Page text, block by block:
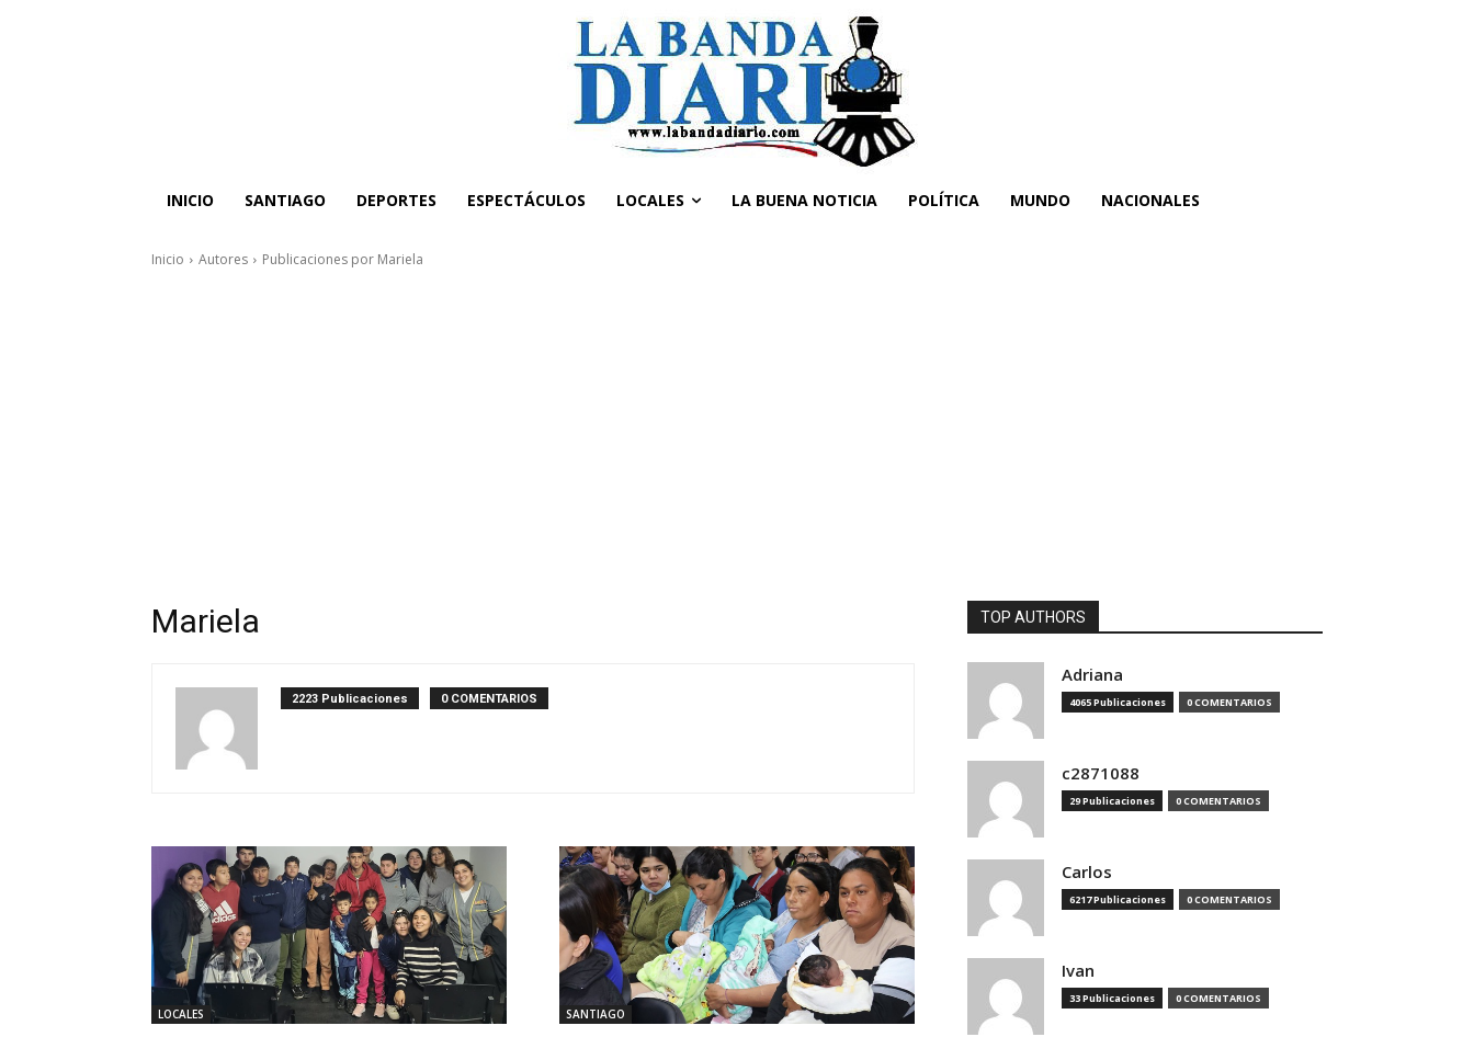
INICIO SANTIAGO DEPORTES ESPECTÁCULOS LOCALES LA BUENA NOTICIA POLÍTICA MUNDO NACIONALES
Inicio Autores Publicaciones por Mariela
Mariela
2223 Publicaciones 0 COMENTARIOS
LOCALES SANTIAGO
TOP AUTHORS
Adriana
4065 Publicaciones 0 COMENTARIOS
c2871088
29 Publicaciones 0 COMENTARIOS
Carlos
6217 Publicaciones 0 COMENTARIOS
Ivan
33 Publicaciones 0 COMENTARIOS